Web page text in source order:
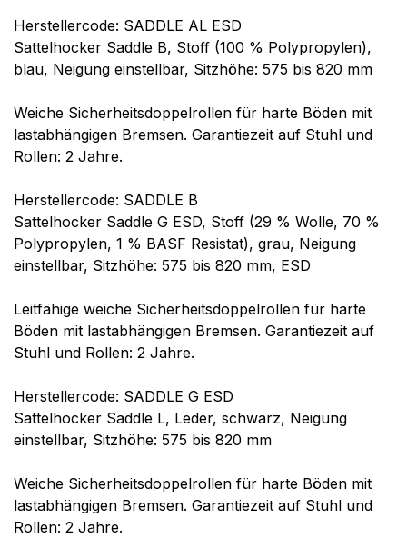
Herstellercode: SADDLE AL ESD
Sattelhocker Saddle B, Stoff (100 % Polypropylen),
blau, Neigung einstellbar, Sitzhöhe: 575 bis 820 mm
Weiche Sicherheitsdoppelrollen für harte Böden mit
lastabhängigen Bremsen. Garantiezeit auf Stuhl und
Rollen: 2 Jahre.
Herstellercode: SADDLE B
Sattelhocker Saddle G ESD, Stoff (29 % Wolle, 70 %
Polypropylen, 1 % BASF Resistat), grau, Neigung
einstellbar, Sitzhöhe: 575 bis 820 mm, ESD
Leitfähige weiche Sicherheitsdoppelrollen für harte
Böden mit lastabhängigen Bremsen. Garantiezeit auf
Stuhl und Rollen: 2 Jahre.
Herstellercode: SADDLE G ESD
Sattelhocker Saddle L, Leder, schwarz, Neigung
einstellbar, Sitzhöhe: 575 bis 820 mm
Weiche Sicherheitsdoppelrollen für harte Böden mit
lastabhängigen Bremsen. Garantiezeit auf Stuhl und
Rollen: 2 Jahre.